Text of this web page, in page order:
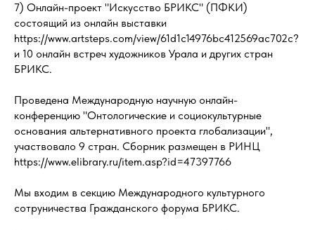
7) Онлайн-проект "Искусство БРИКС" (ПФКИ)
состоящий из онлайн выставки
https://www.artsteps.com/view/61d1c14976bc412569ac702c?
и 10 онлайн встреч художников Урала и других стран
БРИКС.
Проведена Международную научную онлайн-
конференцию "Онтологические и социокультурные
основания альтернативного проекта глобализации",
участвовало 9 стран. Сборник размещен в РИНЦ
https://www.elibrary.ru/item.asp?id=47397766
Мы входим в секцию Международного культурного
сотруничества Гражданского форума БРИКС.